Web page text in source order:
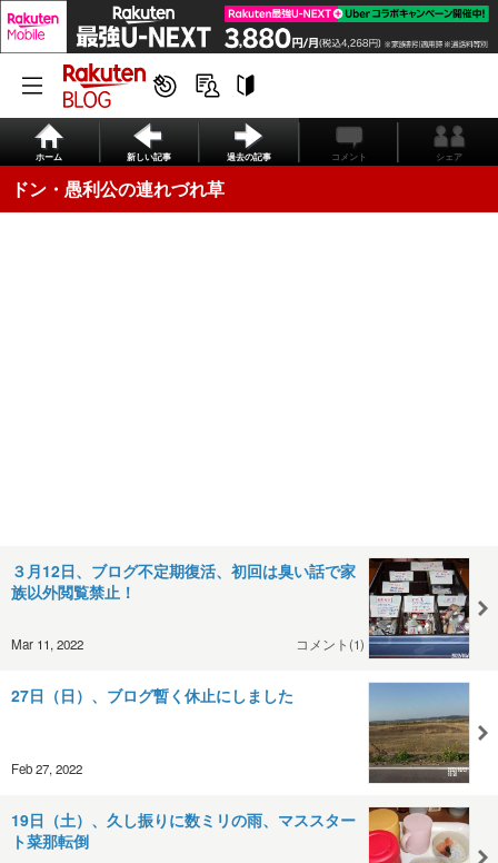
ホーム 新しい記事 過去の記事 コメント シェア
ドン・愚利公の連れづれ草
３月12日、ブログ不定期復活、初回は臭い話で家
族以外閲覧禁止！
Mar 11, 2022 コメント(1)
27日（日）、ブログ暫く休止にしました
Feb 27, 2022
19日（土）、久し振りに数ミリの雨、マススター
ト菜那転倒